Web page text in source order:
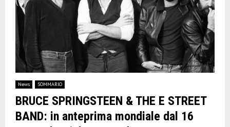
News SOMMARIO
BRUCE SPRINGSTEEN & THE E STREET
BAND: in anteprima mondiale dal 16